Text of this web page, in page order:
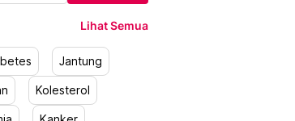
Lihat Semua
Jantung
Kolesterol